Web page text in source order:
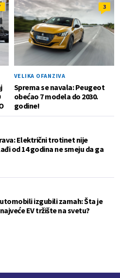
3
VELIKA OFANZIVA
Sprema se navala: Peugeot
obećao 7 modela do 2030.
godine!
Električni trotinet nije
od 14 godina ne smeju da ga
izgubili zamah: Šta je
EV tržište na svetu?